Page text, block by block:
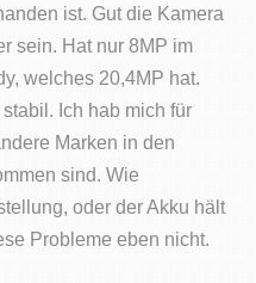
ist. Gut die Kamera
sein. Hat nur 8MP im
welches 20,4MP hat.
Ich hab mich für
Marken in den
sind. Wie
oder der Akku hält
Probleme eben nicht.